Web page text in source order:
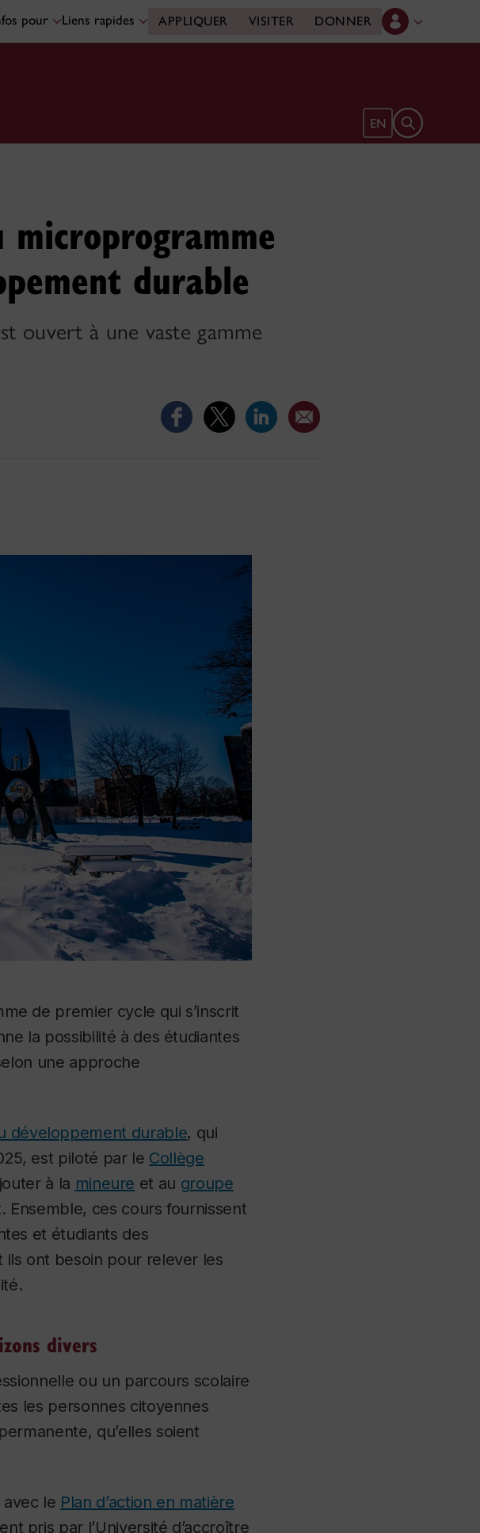
pour Liens rapides APPLIQUER VISITER DONNER
EN Ouvrir le
microprogramme
durable
ouvert à une vaste gamme
de premier cycle qui s’inscrit
la possibilité à des étudiantes
une approche
développement durable, qui
est piloté par le Collège
à la mineure et au groupe
Ensemble, ces cours fournissent
et étudiants des
ont besoin pour relever les
divers
ou un parcours scolaire
les personnes citoyennes
qu’elles soient
le Plan d’action en matière
pris par l’Université d’accroître